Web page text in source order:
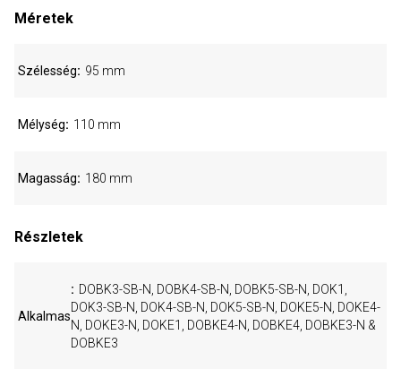
Méretek
Szélesség 95 mm
Mélység 110 mm
Magasság 180 mm
Részletek
Alkalmas
DOBK3-SB-N, DOBK4-SB-N, DOBK5-SB-N, DOK1,
DOK3-SB-N, DOK4-SB-N, DOK5-SB-N, DOKE5-N, DOKE4-
N, DOKE3-N, DOKE1, DOBKE4-N, DOBKE4, DOBKE3-N &
DOBKE3